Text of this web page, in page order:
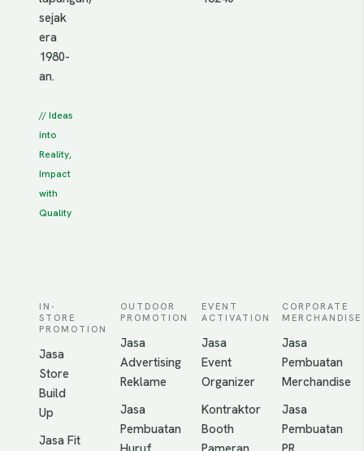
sejak
era
1980-
an.
// Ideas
into
Reality,
Impact
with
Quality
IN-
STORE
PROMOTION
Jasa
Store
Build
Up
Jasa Fit
OUTDOOR
PROMOTION
Jasa
Advertising
Reklame
Jasa
Pembuatan
EVENT
ACTIVATION
Jasa
Event
Organizer
Kontraktor
Booth
CORPORATE
MERCHANDISE
Jasa
Pembuatan
Merchandise
Jasa
Pembuatan